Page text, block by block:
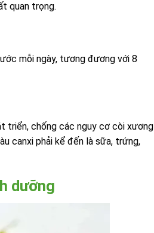
quan trọng.
mỗi ngày, tương đương với 8
triển, chống các nguy cơ còi xương
canxi phải kể đến là sữa, trứng,
dưỡng